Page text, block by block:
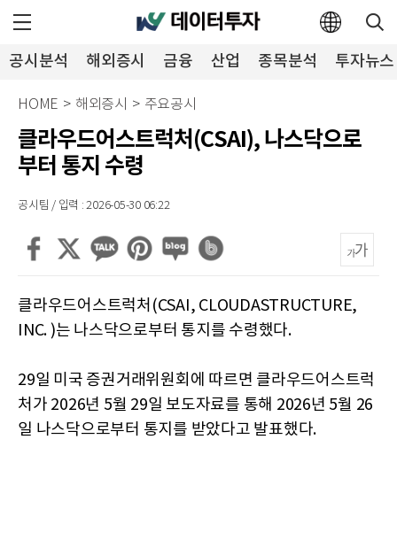
공시분석 해외증시 금융 산업 종목분석 투자뉴스
HOME > 해외증시 > 주요공시
클라우드어스트럭처(CSAI), 나스닥으로
부터 통지 수령
공시팀 / 입력 : 2026-05-30 06:22
클라우드어스트럭처(CSAI, CLOUDASTRUCTURE,
INC. )는 나스닥으로부터 통지를 수령했다.
29일 미국 증권거래위원회에 따르면 클라우드어스트럭
처가 2026년 5월 29일 보도자료를 통해 2026년 5월 26
일 나스닥으로부터 통지를 받았다고 발표했다.